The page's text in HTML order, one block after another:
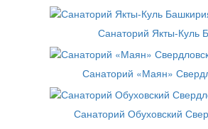
Санаторий Якты-Куль
Санаторий «Маян»
Санаторий Обуховский